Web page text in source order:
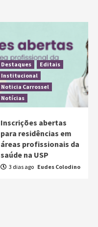
Destaques
Editais
Institucional
Noticia Carrossel
Notícias
Inscrições abertas
para residências em
áreas profissionais da
saúde na USP
3 dias ago Eudes Colodino